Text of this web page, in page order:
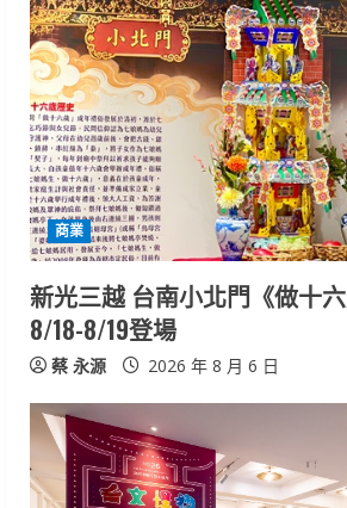
商業
新光三越 台南小北門《做十六
8/18-8/19登場
蔡 永源 2026 年 8 月 6 日